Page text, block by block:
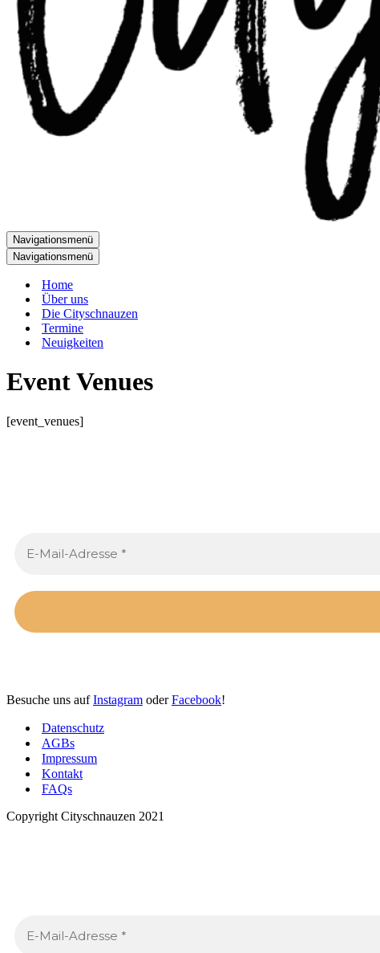
Navigationsmenü
Navigationsmenü
Home
Über uns
Die Cityschnauzen
Termine
Neuigkeiten
Event Venues
[event_venues]
Besuche uns aufInstagram oderFacebook!
Datenschutz
AGBs
Impressum
Kontakt
FAQs
Copyright Cityschnauzen 2021